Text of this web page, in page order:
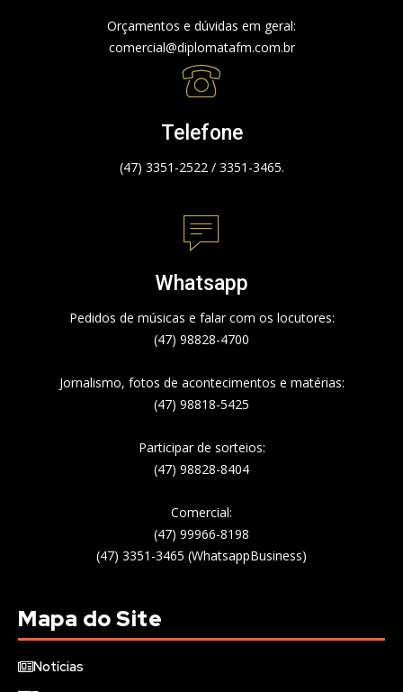
Orçamentos e dúvidas em geral:
comercial@diplomatafm.com.br
Telefone
(47) 3351-2522 / 3351-3465.
Whatsapp
Pedidos de músicas e falar com os locutores:
(47) 98828-4700
Jornalismo, fotos de acontecimentos e matérias:
(47) 98818-5425
Participar de sorteios:
(47) 98828-8404
Comercial:
(47) 99966-8198
(47) 3351-3465 (WhatsappBusiness)
Mapa do Site
Notícias